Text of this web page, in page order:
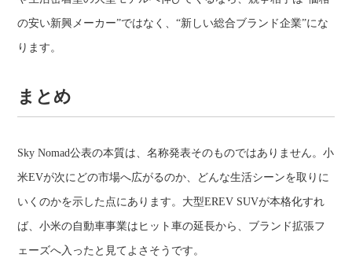
の安い新興メーカー”ではなく、“新しい総合ブランド企業”にな
ります。
まとめ
Sky Nomad公表の本質は、名称発表そのものではありません。小
米EVが次にどの市場へ広がるのか、どんな生活シーンを取りに
いくのかを示した点にあります。大型EREV SUVが本格化すれ
ば、小米の自動車事業はヒット車の延長から、ブランド拡張フ
ェーズへ入ったと見てよさそうです。